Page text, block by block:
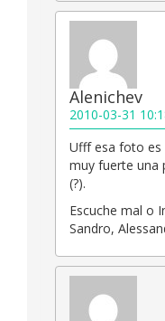
Alenichev
2010-03-31
Ufff esa foto es
muy fuerte una
(?).
Escuche mal o
Sandro,